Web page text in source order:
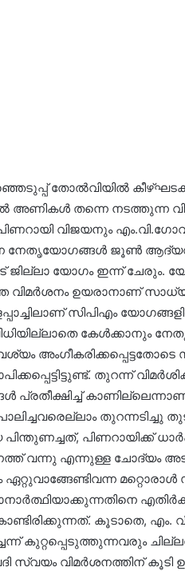
തോല്‍വിയില്‍
തന്നെ നടത്തുന്ന
വിജയനും
നേതൃയോഗങ്ങൾ ജൂൺ
ജില്ലാ യോഗം ഇന്ന്
വിമർശനം ഉയരാനാണ്
സിപിഎം
കേൾക്കാനും
അംഗീകരിക്കപ്പെട്ടതോടെ
തുറന്ന്
പ്രതീക്ഷിച്ച്
തുറന്നടിച്ചു
പിണറായിക്ക്
വന്നു എന്നുള്ള ചോദ്യം
മറ്റൊരാൾ
കൂടാതെ, എം.
കുറ്റപ്പെടുത്തുന്നവരും
സ്വയം വിമർശനത്തിന്